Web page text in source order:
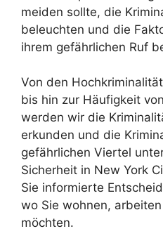
meiden sollte, die
beleuchten und die
ihrem gefährlichen Ruf
Von den
bis hin zur Häufigkeit
werden wir die
erkunden und die
gefährlichen Viertel
Sicherheit in New York
Sie informierte
wo Sie wohnen,
möchten.